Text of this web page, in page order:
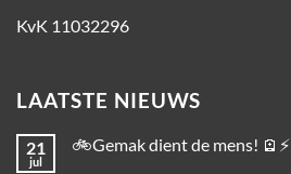
KvK 11032296
LAATSTE NIEUWS
21
jul
🚲Gemak dient de mens! 🪫⚡